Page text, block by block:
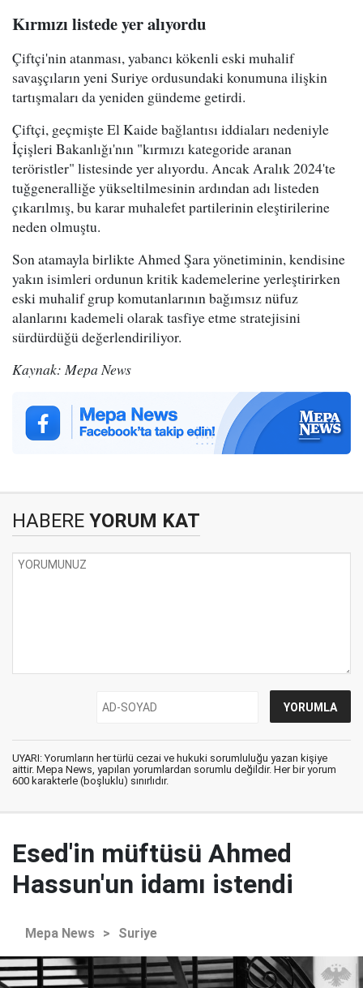
Kırmızı listede yer alıyordu
Çiftçi'nin atanması, yabancı kökenli eski muhalif
savaşçıların yeni Suriye ordusundaki konumuna ilişkin
tartışmaları da yeniden gündeme getirdi.
Çiftçi, geçmişte El Kaide bağlantısı iddiaları nedeniyle
İçişleri Bakanlığı'nın "kırmızı kategoride aranan
teröristler" listesinde yer alıyordu. Ancak Aralık 2024'te
tuğgeneralliğe yükseltilmesinin ardından adı listeden
çıkarılmış, bu karar muhalefet partilerinin eleştirilerine
neden olmuştu.
Son atamayla birlikte Ahmed Şara yönetiminin, kendisine
yakın isimleri ordunun kritik kademelerine yerleştirirken
eski muhalif grup komutanlarının bağımsız nüfuz
alanlarını kademeli olarak tasfiye etme stratejisini
sürdürdüğü değerlendiriliyor.
Kaynak: Mepa News
HABERE YORUM KAT
UYARI: Yorumların her türlü cezai ve hukuki sorumluluğu yazan kişiye
aittir. Mepa News, yapılan yorumlardan sorumlu değildir. Her bir yorum
600 karakterle (boşluklu) sınırlıdır.
Esed'in müftüsü Ahmed
Hassun'un idamı istendi
Mepa News > Suriye